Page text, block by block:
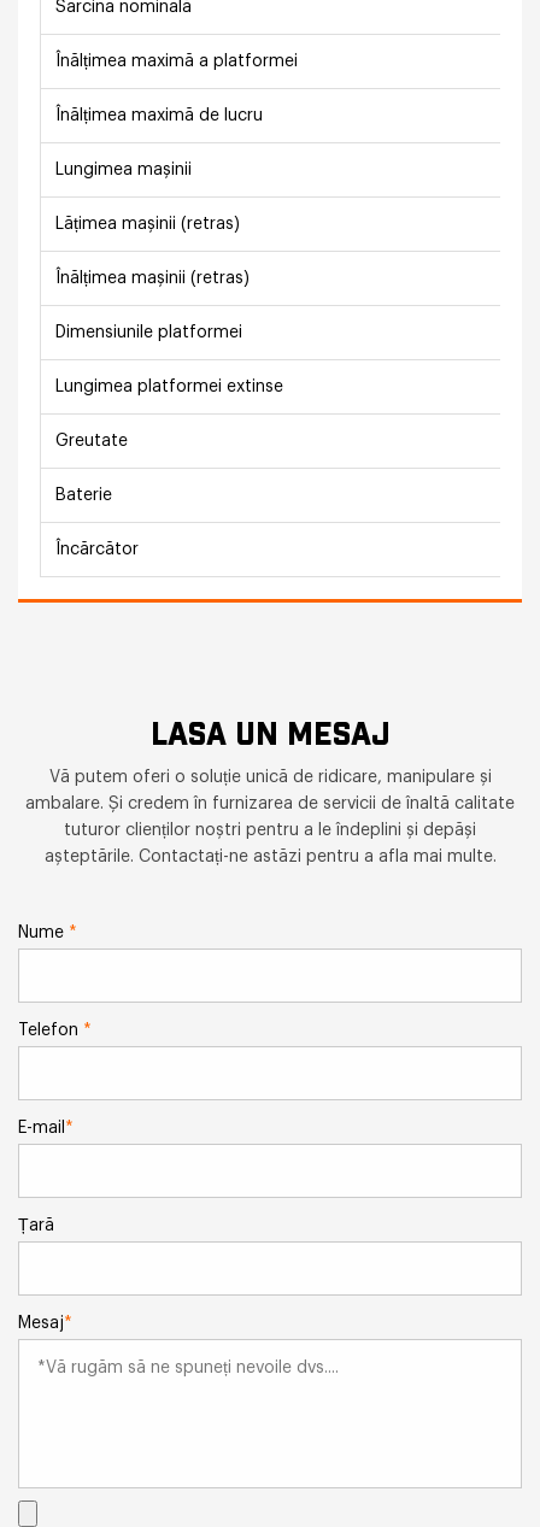
Sarcina nominală
Înălțimea maximă a platformei
Înălțimea maximă de lucru
Lungimea mașinii
Lățimea mașinii (retras)
Înălțimea mașinii (retras)
Dimensiunile platformei
Lungimea platformei extinse
Greutate
Baterie
Încărcător
LASA UN MESAJ
Vă putem oferi o soluție unică de ridicare, manipulare și
ambalare. Și credem în furnizarea de servicii de înaltă calitate
tuturor clienților noștri pentru a le îndeplini și depăși
așteptările. Contactați-ne astăzi pentru a afla mai multe.
Nume *
Telefon *
E-mail *
Țară
Mesaj*